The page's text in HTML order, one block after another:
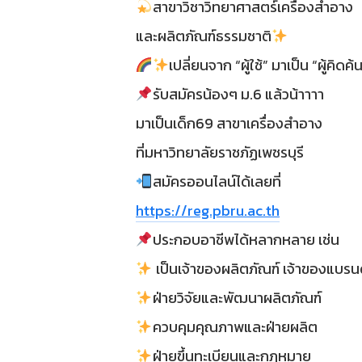
สาขาวิชาวิทยาศาสตร์เครื่องสำอาง
และผลิตภัณฑ์ธรรมชาติ
เปลี่ยนจาก “ผู้ใช้” มาเป็น “ผู้คิดค้
รับสมัครน้องๆ ม.6 แล้วน้าาาา
มาเป็นเด็ก69 สาขาเครื่องสำอาง
ที่มหาวิทยาลัยราชภัฏเพชรบุรี
สมัครออนไลน์ได้เลยที่
https://reg.pbru.ac.th
ประกอบอาชีพได้หลากหลาย เช่น
เป็นเจ้าของผลิตภัณฑ์ เจ้าของแบร
ฝ่ายวิจัยและพัฒนาผลิตภัณฑ์
ควบคุมคุณภาพและฝ่ายผลิต
ฝ่ายขึ้นทะเบียนและกฎหมาย